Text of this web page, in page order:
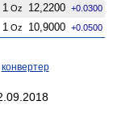
1 Oz 12,2200 +0.0300
1 Oz 10,9000 +0.0500
конвертер